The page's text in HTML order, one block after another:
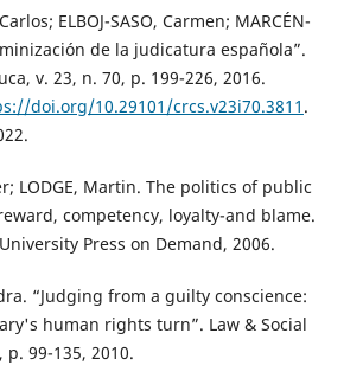
ELBOJ-SASO, Carmen; MARCÉN-
de la judicatura española”.
v. 23, n. 70, p. 199-226, 2016.
doi.org/10.29101/crcs.v23i70.3811 .
LODGE, Martin. The politics of public
competency, loyalty-and blame.
Press on Demand, 2006.
“Judging from a guilty conscience:
human rights turn”. Law & Social
99-135, 2010.